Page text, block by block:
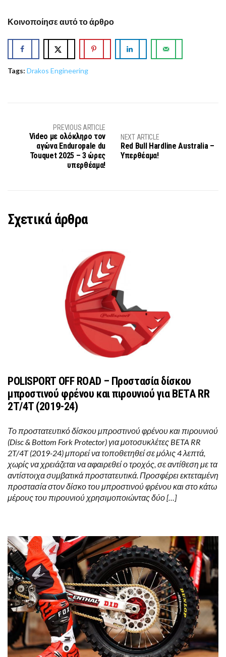
Κοινοποίησε αυτό το άρθρο
Tags: Drakos Engineering
PREVIOUS ARTICLE
Video με ολόκληρο τον
αγώνα Enduropale du
Touquet 2025 – 3 ώρες
υπερθέαμα!
NEXT ARTICLE
Red Bull Hardline Australia –
Υπερθέαμα!
Σχετικά άρθρα
POLISPORT OFF ROAD – Προστασία δίσκου
μπροστινού φρένου και πιρουνιού για BETA RR
2T/4T (2019-24)
Το προστατευτικό δίσκου μπροστινού φρένου και πιρουνιού
(Disc & Bottom Fork Protector) για μοτοσυκλέτες BETA RR
2T/4T (2019-24) μπορεί να τοποθετηθεί σε μόλις 4 λεπτά,
χωρίς να χρειάζεται να αφαιρεθεί ο τροχός, σε αντίθεση με τα
αντίστοιχα συμβατικά προστατευτικά. Προσφέρει εκτεταμένη
προστασία στον δίσκο του μπροστινού φρένου και στο κάτω
μέρους του πιρουνιού χρησιμοποιώντας δύο […]